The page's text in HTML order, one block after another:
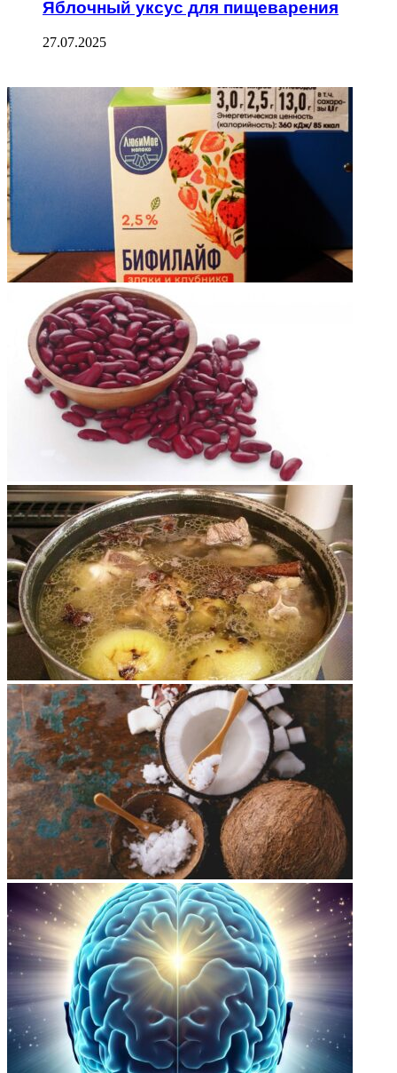
Яблочный уксус для пищеварения
27.07.2025